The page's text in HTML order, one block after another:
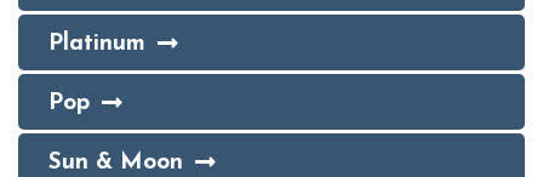
Platinum
Pop
Sun & Moon